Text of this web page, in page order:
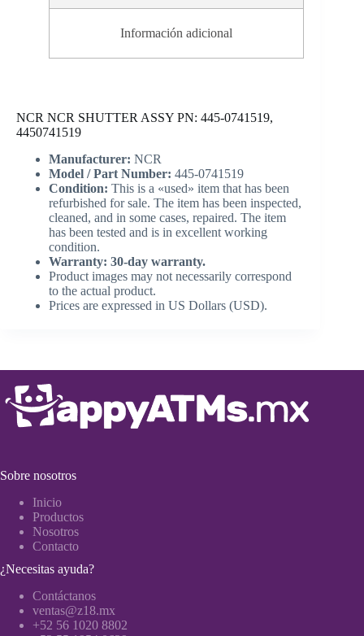
Información adicional
NCR NCR SHUTTER ASSY PN: 445-0741519,
4450741519
Manufacturer: NCR
Model / Part Number: 445-0741519
Condition: This is a «used» item that has been
refurbished for sale. The item has been inspected,
cleaned, and in some cases, repaired. The item
has been tested and is in excellent working
condition.
Warranty: 30-day warranty.
Product images may not necessarily correspond
to the actual product.
Prices are expressed in US Dollars (USD).
Sobre nosotros
Inicio
Productos
Nosotros
Contacto
¿Necesitas ayuda?
Contáctanos
ventas@z18.mx
+52 56 1020 8802